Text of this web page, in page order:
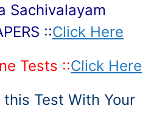
Sachivalayam
::Click Here
Tests ::Click Here
this Test With Your